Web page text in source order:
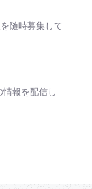
随時募集して
報を配信し